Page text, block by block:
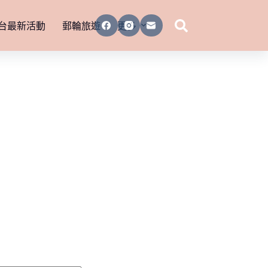
最新活動 郵輪旅遊 更多